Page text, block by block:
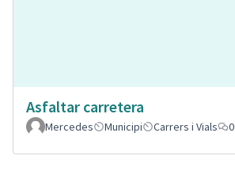
Asfaltar carretera
Mercedes
Municipi Carrers i Vials 0